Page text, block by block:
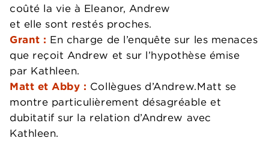
coûté la vie à Eleanor, Andrew
et elle sont restés proches.
Grant : En charge de l’enquête sur les menaces
que reçoit Andrew et sur l’hypothèse émise
par Kathleen.
Matt et Abby : Collègues d’Andrew.Matt se
montre particulièrement désagréable et
dubitatif sur la relation d’Andrew avec
Kathleen.